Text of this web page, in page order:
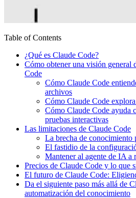
Table of Contents
¿Qué es Claude Code?
Cómo obtener una visión general
Code
Cómo Claude Code
archivos
Cómo Claude Code
Cómo Claude Code ayuda
pruebas interactivas
Las limitaciones de Claude Code
La brecha de conocimiento
El fastidio de la
Mantener al agente de IA a
Precios de Claude Code y lo que
El futuro de Claude Code:
Da el siguiente paso más allá de
automatización del conocimiento